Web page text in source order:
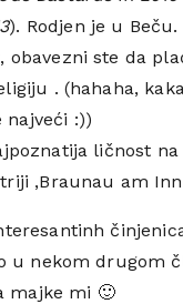
). Rodjen je u Beču.
obavezni ste da
. (hahaha,
najveći :))
ličnost
,Braunau am
u nekom drugom
majke mi 🙂